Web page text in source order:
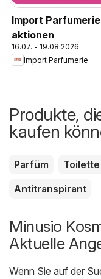
Import Parfumerie
aktionen
16.07. - 19.08.2026
Import Parfumerie
Produkte,
kaufen
Parfüm Toilette
Antitranspirant
Minusio
Aktuelle
Wenn Sie auf der